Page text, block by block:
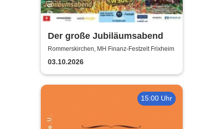
Der große Jubiläumsabend
Rommerskirchen, MH Finanz-Festzelt Frixheim
03.10.2026
15:00 Uhr